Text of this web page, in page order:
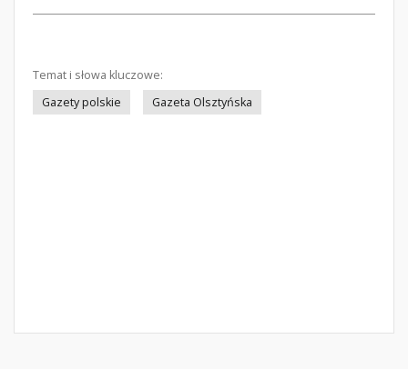
Temat i słowa kluczowe:
Gazety polskie
Gazeta Olsztyńska